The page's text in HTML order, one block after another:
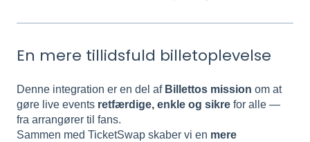
En mere tillidsfuld billetoplevelse
Denne integration er en del af Billettos mission om at
gøre live events retfærdige, enkle og sikre for alle —
fra arrangører til fans.
Sammen med TicketSwap skaber vi en mere